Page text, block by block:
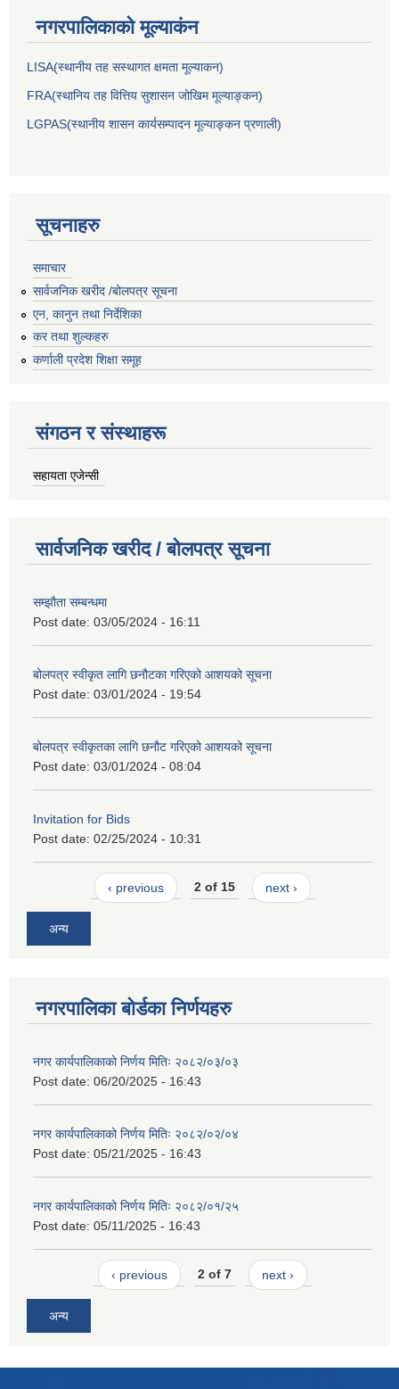
नगरपालिकाकाे मूल्याकंन
LISA(स्थानीय तह सस्थागत क्षमता मूल्याक‌न)
FRA(स्थानिय तह वित्तिय सुशासन जोखिम मूल्याङ्कन)
LGPAS(स्थानीय शासन कार्यसम्पादन मूल्याङ्कन प्रणाली)
सूचनाहरु
समाचार
सार्वजनिक खरीद /बोलपत्र सूचना
एन, कानुन तथा निर्देशिका
कर तथा शुल्कहरु
कर्णाली प्रदेश शिक्षा समूह
संगठन र संस्थाहरू
सहायता एजेन्सी
सार्वजनिक खरीद / बोलपत्र सूचना
सम्झौता सम्बन्धमा
Post date: 03/05/2024 - 16:11
बोलपत्र स्वीकृत लागि छनौटका गरिएको आशयको सूचना
Post date: 03/01/2024 - 19:54
बोलपत्र स्वीकृतका लागि छनौट गरिएको आशयको सूचना
Post date: 03/01/2024 - 08:04
Invitation for Bids
Post date: 02/25/2024 - 10:31
‹ previous 2 of 15 next ›
अन्य
नगरपालिका बोर्डका निर्णयहरु
नगर कार्यपालिकाको निर्णय मितिः २०८२/०३/०३
Post date: 06/20/2025 - 16:43
नगर कार्यपालिकाको निर्णय मितिः २०८२/०२/०४
Post date: 05/21/2025 - 16:43
नगर कार्यपालिकाको निर्णय मितिः २०८२/०१/२५
Post date: 05/11/2025 - 16:43
‹ previous 2 of 7 next ›
अन्य